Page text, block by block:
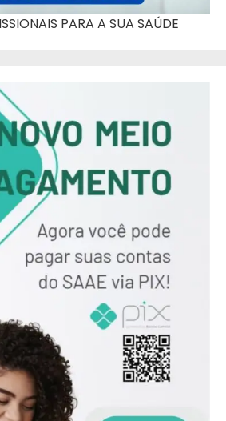
PARA A SUA SAÚDE